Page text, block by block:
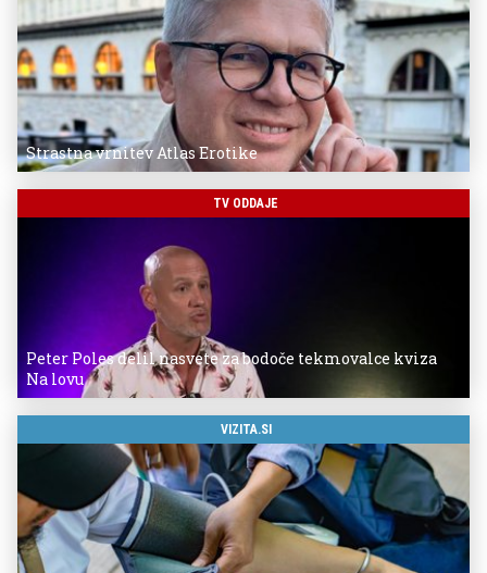
Strastna vrnitev Atlas Erotike
TV ODDAJE
Peter Poles delil nasvete za bodoče tekmovalce kviza
Na lovu
VIZITA.SI